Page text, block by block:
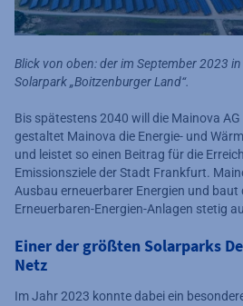
Blick von oben: der im September 2023
Solarpark „Boitzenburger Land“.
Bis spätestens 2040 will die Mainova
gestaltet Mainova die Energie- und
und leistet so einen Beitrag für die
Emissionsziele der Stadt Frankfurt.
Ausbau erneuerbarer Energien und
Erneuerbaren-Energien-Anlagen stetig
Einer der größten Solarparks
Netz
Im Jahr 2023 konnte dabei ein